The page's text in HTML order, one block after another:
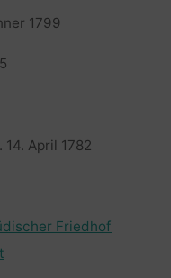
1799
14. April 1782
Friedhof